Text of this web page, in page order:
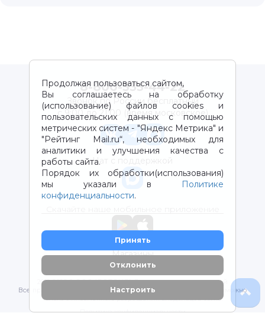
Продолжая пользоваться сайтом,
Вы соглашаетесь на обработку
(использование) файлов cookies и
пользовательских данных с помощью
метрических систем - "Яндекс Метрика" и
"Рейтинг Mail.ru“, необходимых для
аналитики и улучшения качества с
работы сайта.
Порядок их обработки(использования)
мы указали в
Политике
конфиденциальности.
Принять
Отклонить
Настроить
8-800-333-44-22
Звонок по России бесплатный
с 9:00 до 21:00 (время московское)
Чат с поддержкой
Магазины
2012-2026 © ООО "ВОТОНЯ". Детские товары с доставкой
Все права защищены. Любое использование материалов возможно
только с письменного разрешения владельцев сайта.
Политика конфиденциальности